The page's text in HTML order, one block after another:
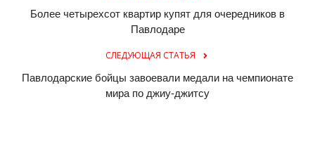
Более четырехсот квартир купят для очередников в
Павлодаре
СЛЕДУЮЩАЯ СТАТЬЯ
Павлодарские бойцы завоевали медали на чемпионате
мира по джиу-джитсу